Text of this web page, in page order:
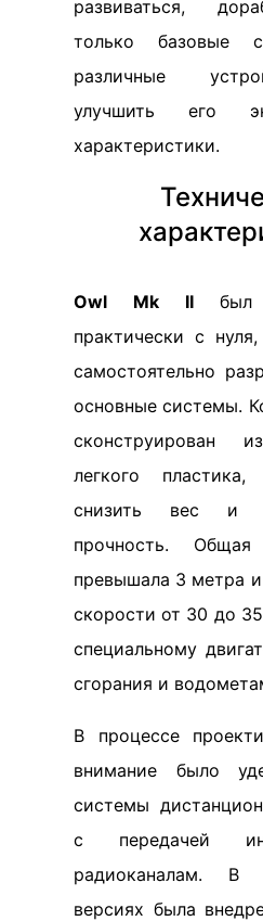
развиваться,
только базовые
различные
улучшить его
характеристики.
Owl Mk IIбыл
практически с
самостоятельно
основные системы.
сконструирован
легкого
снизить вес и
прочность.
превышала 3 метра и
скорости от 30 до
специальному
сгорания и
В процессе
внимание было
системы
с передачей
радиоканалам. В
версиях была